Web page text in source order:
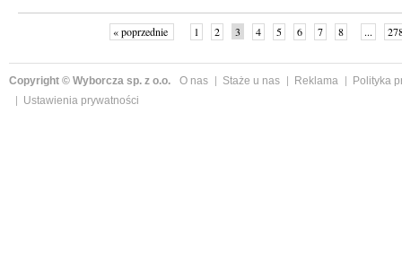
« poprzednie 1 2 3 4 5 6 7 8 ...
Copyright © Wyborcza sp. z o.o. O nas Staże u nas Reklama
Polityka
Ustawienia prywatności